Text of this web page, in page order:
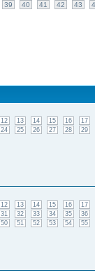
39 40 41 42 43
12 13 14 15 16
17
24 25 26 27 28 29
12 13 14 15 16
17
31 32 33 34 35
36
50 51 52 53 54 55